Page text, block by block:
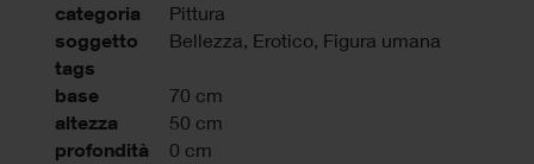
categoria Pittura
soggetto Bellezza, Erotico, Figura umana
tags
base
70 cm
altezza 50 cm
profondità 0 cm